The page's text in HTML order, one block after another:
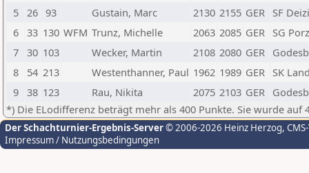
5
26 93 Gustain, Marc 2130 2155 GER SF
6
33 130 WFM Trunz, Michelle 2063 2085 GER SG
7
30 103 Wecker, Martin 2108 2080 GER
8
54 213 Westenthanner, Paul 1962 1989 GER SK
9
38 123 Rau, Nikita 2075 2103 GER
*) Die ELodifferenz beträgt mehr als 400 Punkte. Sie wurde auf
Der Schachturnier-Ergebnis-Server© 2006-2026 Heinz Herzog,
Impressum / Nutzungsbedingungen